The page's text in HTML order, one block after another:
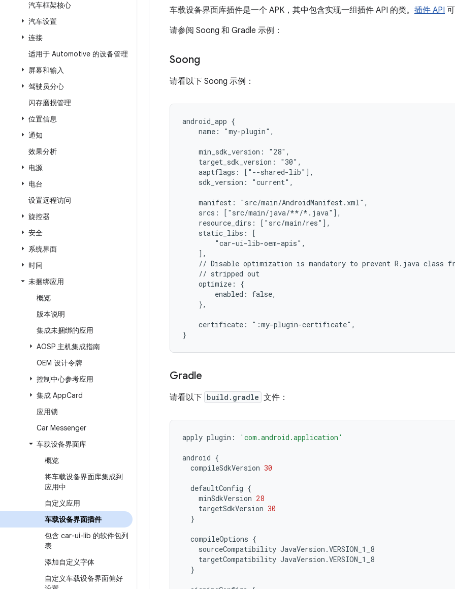
汽车框架核心
汽车设置
连接
适用于 Automotive 的设备管理
屏幕和输入
驾驶员分心
闪存磨损管理
位置信息
通知
效果分析
电源
电台
设置远程访问
旋控器
安全
系统界面
时间
未捆绑应用
概览
版本说明
集成未捆绑的应用
AOSP 主机集成指南
OEM 设计令牌
控制中心参考应用
集成 AppCard
应用锁
Car Messenger
车载设备界面库
概览
将车载设备界面库集成到
应用中
自定义应用
车载设备界面插件
包含 car-ui-lib 的软件包列
表
添加自定义字体
自定义车载设备界面偏好
车载设备界面库插件是一个 APK，其中包含实现一组插件 API 的类。 插件 API
请参阅 Soong 和 Gradle 示例：
Soong
请看以下 Soong 示例：
android_app {
    name: "my-plugin",
    min_sdk_version: "28",
    target_sdk_version: "30",
    aaptflags: ["--shared-lib"],
    sdk_version: "current",
    manifest: "src/main/AndroidManifest.xml",
    srcs: ["src/main/java/**/*.java"],
    resource_dirs: ["src/main/res"],
    static_libs: [
        "car-ui-lib-oem-apis",
    ],
// Disable optimization is mandatory to prevent R.java class
    // stripped out
    optimize: {
        enabled: false,
    },
    certificate: ":my-plugin-certificate",
}
Gradle
请看以下 build.gradle 文件：
apply plugin : 'com.android.application'
android {
compileSdkVersion 30
defaultConfig {
minSdkVersion 28
targetSdkVersion 30
}
compileOptions {
sourceCompatibility JavaVersion .VERSION_1_8
targetCompatibility JavaVersion .VERSION_1_8
}